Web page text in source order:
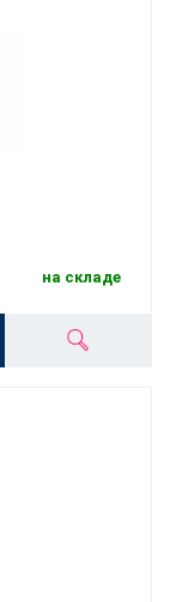
на складе